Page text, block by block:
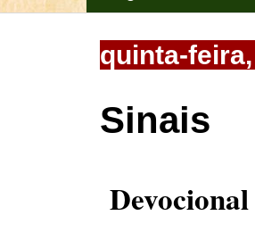
quinta-
Sinais